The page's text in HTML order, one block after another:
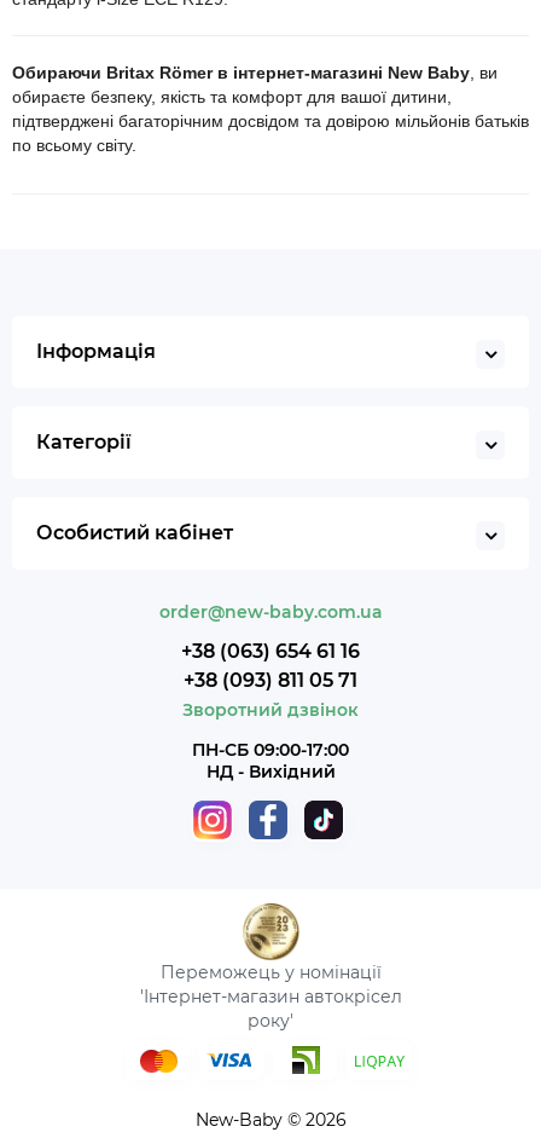
Обираючи Britax Römer в інтернет-магазині New Baby , ви
обираєте безпеку, якість та комфорт для вашої дитини,
підтверджені багаторічним досвідом та довірою мільйонів батьків
по всьому світу.
Інформація
Категорії
Особистий кабінет
order@new-baby.com.ua
+38 (063) 654 61 16
+38 (093) 811 05 71
Зворотний дзвінок
ПН-СБ 09:00-17:00
НД - Вихідний
New-Baby © 2026
Переможець у номінації
'Інтернет-магазин автокрісел
року'